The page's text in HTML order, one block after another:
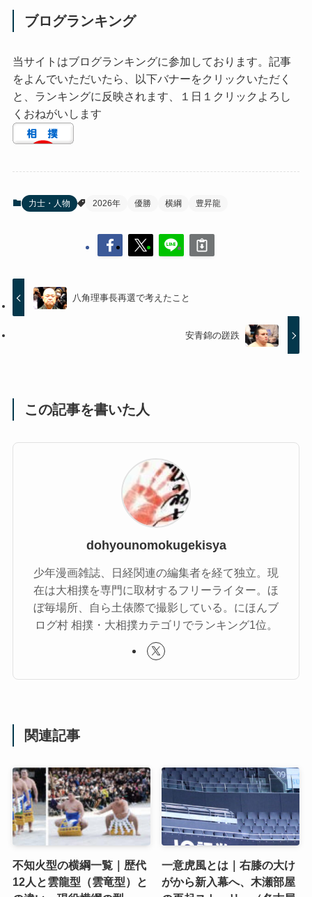
ブログランキング
当サイトはブログランキングに参加しております。記事
をよんでいただいたら、以下バナーをクリックいただく
と、ランキングに反映されます、１日１クリックよろし
くおねがいします
力士・人物 2026年 優勝 横綱 豊昇龍
八角理事長再選で考えたこと
安青錦の蹉跌
この記事を書いた人
dohyounomokugekisya
少年漫画雑誌、日経関連の編集者を経て独立。現
在は大相撲を専門に取材するフリーライター。ほ
ぼ毎場所、自ら土俵際で撮影している。にほんブ
ログ村 相撲・大相撲カテゴリでランキング1位。
関連記事
不知火型の横綱一覧｜歴代
12人と雲龍型（雲竜型）と
一意虎風とは｜右膝の大け
がから新入幕へ、木瀬部屋